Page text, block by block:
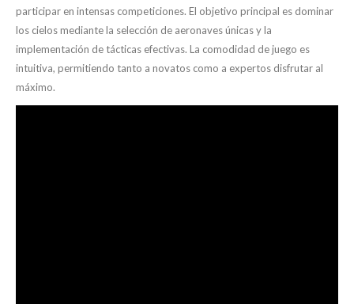
participar en intensas competiciones. El objetivo principal es dominar
los cielos mediante la selección de aeronaves únicas y la
implementación de tácticas efectivas. La comodidad de juego es
intuitiva, permitiendo tanto a novatos como a expertos disfrutar al
máximo.